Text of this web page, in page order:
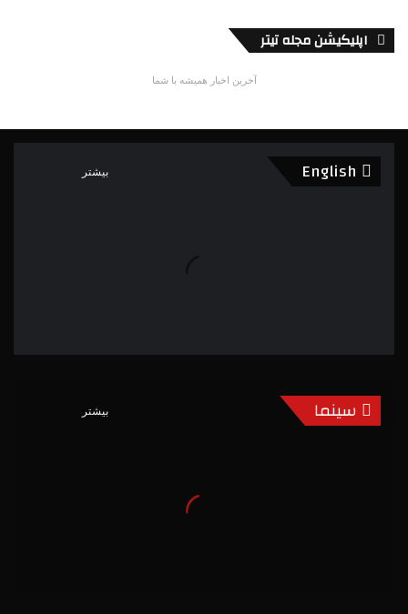
اپلیکیشن مجله تیتر
آخرین اخبار همیشه با شما
بیشتر
سینما بیشتر